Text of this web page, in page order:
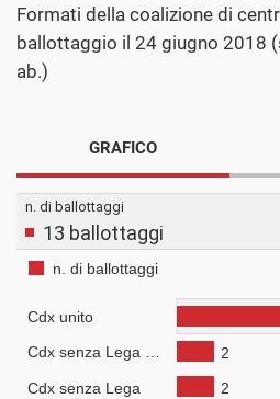
Formati della coalizione di
ballottaggio il 24 giugno 2018
ab.)
GRAFICO